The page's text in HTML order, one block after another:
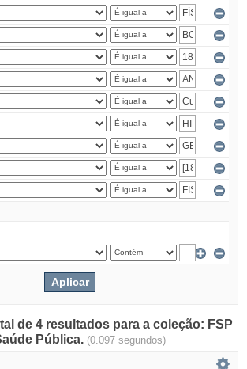
de 4 resultados para a coleção: FSP
Pública. (0.097 segundos)